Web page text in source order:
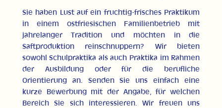
Sie haben Lust auf ein fruchtig-frisches Praktikum
in einem ostfriesischen Familienbetrieb mit
jahrelanger Tradition und möchten in die
Saftproduktion reinschnuppern? Wir bieten
sowohl Schulpraktika als auch Praktika im Rahmen
der Ausbildung oder für die berufliche
Orientierung an. Senden Sie uns einfach eine
kurze Bewerbung mit der Angabe, für welchen
Bereich Sie sich interessieren. Wir freuen uns